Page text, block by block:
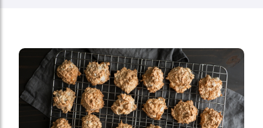
Nessuna selezione
PORTATA
Nessuna selezione